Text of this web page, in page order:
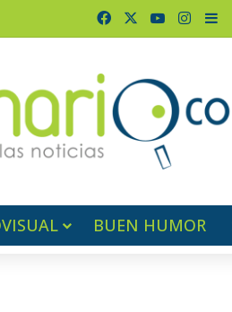
FacebookYouTube
BUEN HUMOR